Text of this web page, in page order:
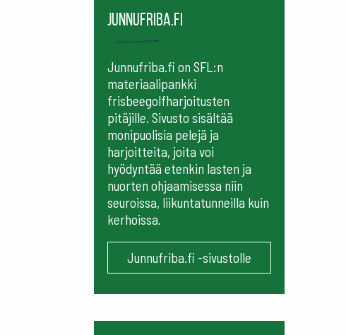
Junnufriba.fi
Junnufriba.fi on SFL:n
materiaalipankki
frisbeegolfharjoitusten
pitäjille. Sivusto sisältää
monipuolisia pelejä ja
harjoitteita, joita voi
hyödyntää etenkin lasten ja
nuorten ohjaamisessa niin
seuroissa, liikuntatunneilla kuin
kerhoissa.
Junnufriba.fi -sivustolle